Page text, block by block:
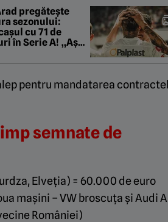
pregătește
sezonului:
cu 71 de
în Serie A! „Așa
salariul lui”.
pentru mandatarea
semnate de
, Elveția) = 60.000 de euro
mașini – VW broscuța și Audi
României)